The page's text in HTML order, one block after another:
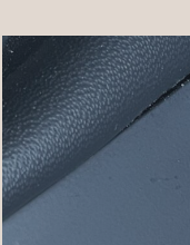
IMG_7466